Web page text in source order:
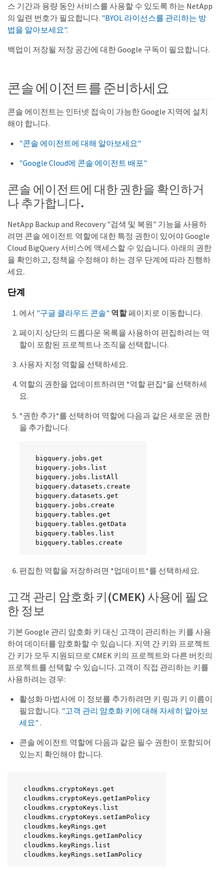
스 기간과 용량 동안 서비스를 사용할 수 있도록 하는 NetApp
의 일련 번호가 필요합니다. "BYOL 라이선스를 관리하는 방
법을 알아보세요".
백업이 저장될 저장 공간에 대한 Google 구독이 필요합니다.
콘솔 에이전트를 준비하세요
콘솔 에이전트는 인터넷 접속이 가능한 Google 지역에 설치
해야 합니다.
"콘솔 에이전트에 대해 알아보세요"
"Google Cloud에 콘솔 에이전트 배포"
콘솔 에이전트에 대한 권한을 확인하거
나 추가합니다.
NetApp Backup and Recovery "검색 및 복원" 기능을 사용하
려면 콘솔 에이전트 역할에 대한 특정 권한이 있어야 Google
Cloud BigQuery 서비스에 액세스할 수 있습니다. 아래의 권한
을 확인하고, 정책을 수정해야 하는 경우 단계에 따라 진행하
세요.
단계
에서 "구글 클라우드 콘솔" 역할페이지로 이동합니다.
페이지 상단의 드롭다운 목록을 사용하여 편집하려는 역
할이 포함된 프로젝트나 조직을 선택합니다.
사용자 지정 역할을 선택하세요.
역할의 권한을 업데이트하려면 *역할 편집*을 선택하세
요.
*권한 추가*를 선택하여 역할에 다음과 같은 새로운 권한
을 추가합니다.
bigquery.jobs.get
bigquery.jobs.list
bigquery.jobs.listAll
bigquery.datasets.create
bigquery.datasets.get
bigquery.jobs.create
bigquery.tables.get
bigquery.tables.getData
bigquery.tables.list
bigquery.tables.create
편집한 역할을 저장하려면 *업데이트*를 선택하세요.
고객 관리 암호화 키(CMEK) 사용에 필요
한 정보
기본 Google 관리 암호화 키 대신 고객이 관리하는 키를 사용
하여 데이터를 암호화할 수 있습니다. 지역 간 키와 프로젝트
간 키가 모두 지원되므로 CMEK 키의 프로젝트와 다른 버킷의
프로젝트를 선택할 수 있습니다. 고객이 직접 관리하는 키를
사용하려는 경우:
활성화 마법사에 이 정보를 추가하려면 키 링과 키 이름이
필요합니다. "고객 관리 암호화 키에 대해 자세히 알아보
세요" .
콘솔 에이전트 역할에 다음과 같은 필수 권한이 포함되어
있는지 확인해야 합니다.
cloudkms.cryptoKeys.get
cloudkms.cryptoKeys.getIamPolicy
cloudkms.cryptoKeys.list
cloudkms.cryptoKeys.setIamPolicy
cloudkms.keyRings.get
cloudkms.keyRings.getIamPolicy
cloudkms.keyRings.list
cloudkms.keyRings.setIamPolicy